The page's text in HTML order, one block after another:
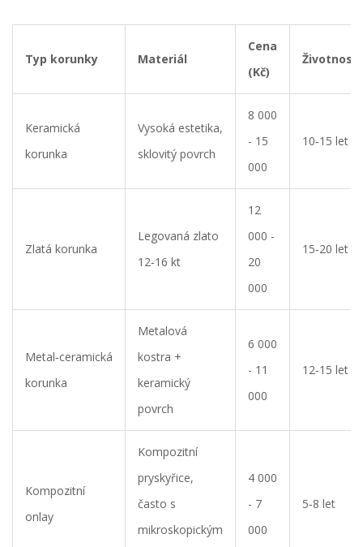
Typ korunky Materiál
Cena
(Kč)
Životnost
Keramická
korunka
Vysoká estetika,
sklovitý povrch
8 000
- 15
000
10‑15 let
Zlatá korunka
Legovaná zlato
12‑16 kt
12
000 -
20
000
15‑20 let
Metal‑ceramická
korunka
Metalová
kostra +
keramický
povrch
6 000
- 11
000
12‑15 let
Kompozitní
onlay
Kompozitní
pryskyřice,
často s
mikroskopickým
4 000
- 7
000
5‑8 let